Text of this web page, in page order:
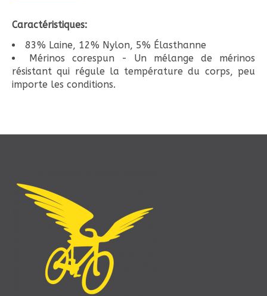
Caractéristiques:
83% Laine, 12% Nylon, 5% Élasthanne
Mérinos corespun - Un mélange de mérinos
résistant qui régule la température du corps, peu
importe les conditions.